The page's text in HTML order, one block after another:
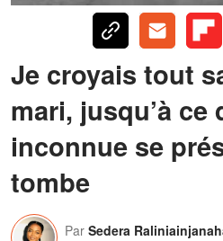
Je croyais tout
mari, jusqu’à ce
inconnue se
tombe
Par Sedera